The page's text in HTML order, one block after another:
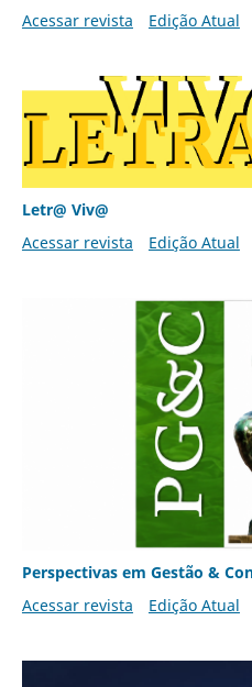
Acessar revista
Edição Atual
Letr@ Viv@
Acessar revista
Edição Atual
Perspectivas em Gestão &
Acessar revista
Edição Atual